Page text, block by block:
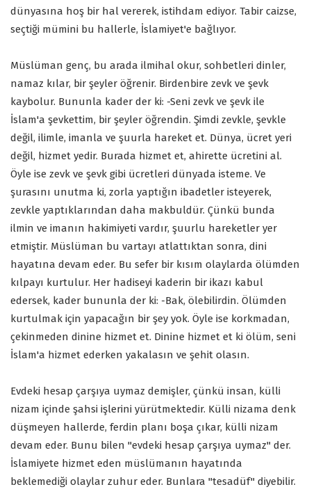
dünyasına hoş bir hal vererek, istihdam ediyor. Tabir caizse,
seçtiği mümini bu hallerle, İslamiyet'e bağlıyor.
Müslüman genç, bu arada ilmihal okur, sohbetleri dinler,
namaz kılar, bir şeyler öğrenir. Birdenbire zevk ve şevk
kaybolur. Bununla kader der ki: -Seni zevk ve şevk ile
İslam'a şevkettim, bir şeyler öğrendin. Şimdi zevkle, şevkle
değil, ilimle, imanla ve şuurla hareket et. Dünya, ücret yeri
değil, hizmet yedir. Burada hizmet et, ahirette ücretini al.
Öyle ise zevk ve şevk gibi ücretleri dünyada isteme. Ve
şurasını unutma ki, zorla yaptığın ibadetler isteyerek,
zevkle yaptıklarından daha makbuldür. Çünkü bunda
ilmin ve imanın hakimiyeti vardır, şuurlu hareketler yer
etmiştir. Müslüman bu vartayı atlattıktan sonra, dini
hayatına devam eder. Bu sefer bir kısım olaylarda ölümden
kılpayı kurtulur. Her hadiseyi kaderin bir ikazı kabul
edersek, kader bununla der ki: -Bak, ölebilirdin. Ölümden
kurtulmak için yapacağın bir şey yok. Öyle ise korkmadan,
çekinmeden dinine hizmet et. Dinine hizmet et ki ölüm, seni
İslam'a hizmet ederken yakalasın ve şehit olasın.
Evdeki hesap çarşıya uymaz demişler, çünkü insan, külli
nizam içinde şahsi işlerini yürütmektedir. Külli nizama denk
düşmeyen hallerde, ferdin planı boşa çıkar, külli nizam
devam eder. Bunu bilen "evdeki hesap çarşıya uymaz" der.
İslamiyete hizmet eden müslümanın hayatında
beklemediği olaylar zuhur eder. Bunlara "tesadüf" diyebilir.